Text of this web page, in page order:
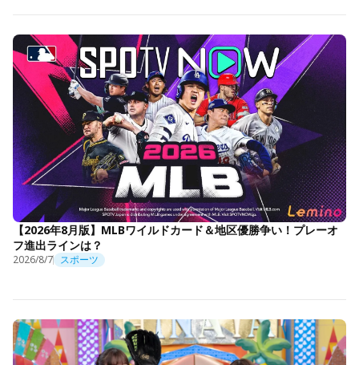
【2026年8月版】MLBワイルドカード＆地区優勝争い！プレーオ
フ進出ラインは？
2026/8/7 スポーツ